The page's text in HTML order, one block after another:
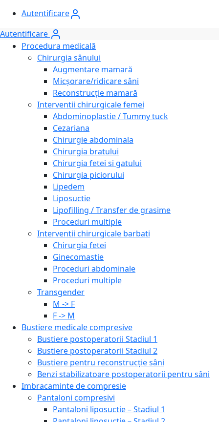
Autentificare
Autentificare
Procedura medicală
Chirurgia sânului
Augmentare mamară
Micșorare/ridicare sâni
Reconstrucție mamară
Interventii chirurgicale femei
Abdominoplastie / Tummy tuck
Cezariana
Chirurgie abdominala
Chirurgia bratului
Chirurgia fetei si gatului
Chirurgia piciorului
Lipedem
Liposuctie
Lipofilling / Transfer de grasime
Proceduri multiple
Interventii chirurgicale barbati
Chirurgia fetei
Ginecomastie
Proceduri abdominale
Proceduri multiple
Transgender
M -> F
F -> M
Bustiere medicale compresive
Bustiere postoperatorii Stadiul 1
Bustiere postoperatorii Stadiul 2
Bustiere pentru reconstrucție sâni
Benzi stabilizatoare postoperatorii pentru sâni
Imbracaminte de compresie
Pantaloni compresivi
Pantaloni liposuctie – Stadiul 1